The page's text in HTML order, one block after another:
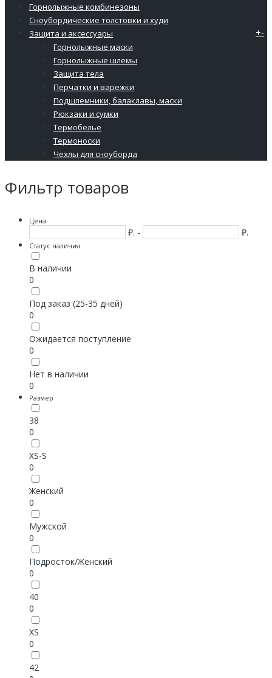
Горнолыжные комбинезоны
Сноубордические толстовки и худи
Защита и аксессуары
+-
Горнолыжные маски
Горнолыжные шлемы
Защита тела
Перчатки и варежки
Подшлемники, балаклавы, маски
Рюкзаки и сумки
Термобелье
Термоноски
Чехлы для сноуборда
Фильтр товаров
Цена
₽. - ₽.
Статус наличия
В наличии
0
Под заказ (25-35 дней)
0
Ожидается поступление
0
Нет в наличии
0
Размер
38
0
XS-S
0
Женский
0
Мужской
0
Подросток/Женский
0
40
0
XS
0
42